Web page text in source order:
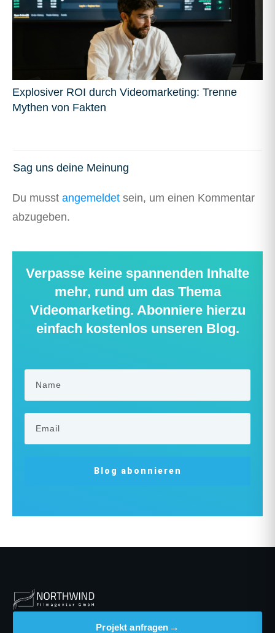
Explosiver ROI durch Videomarketing: Trenne
Mythen von Fakten
Sag uns deine Meinung
Du musst angemeldet sein, um einen Kommentar
abzugeben.
Verpasse keine spannenden Inhalte
mehr, rund um das Thema
Videomarketing. Abonniere hierzu
einfach kostenlos unseren Blog.
Blog abonnieren
Projekt anfragen